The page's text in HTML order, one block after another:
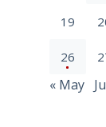
19
26
« May